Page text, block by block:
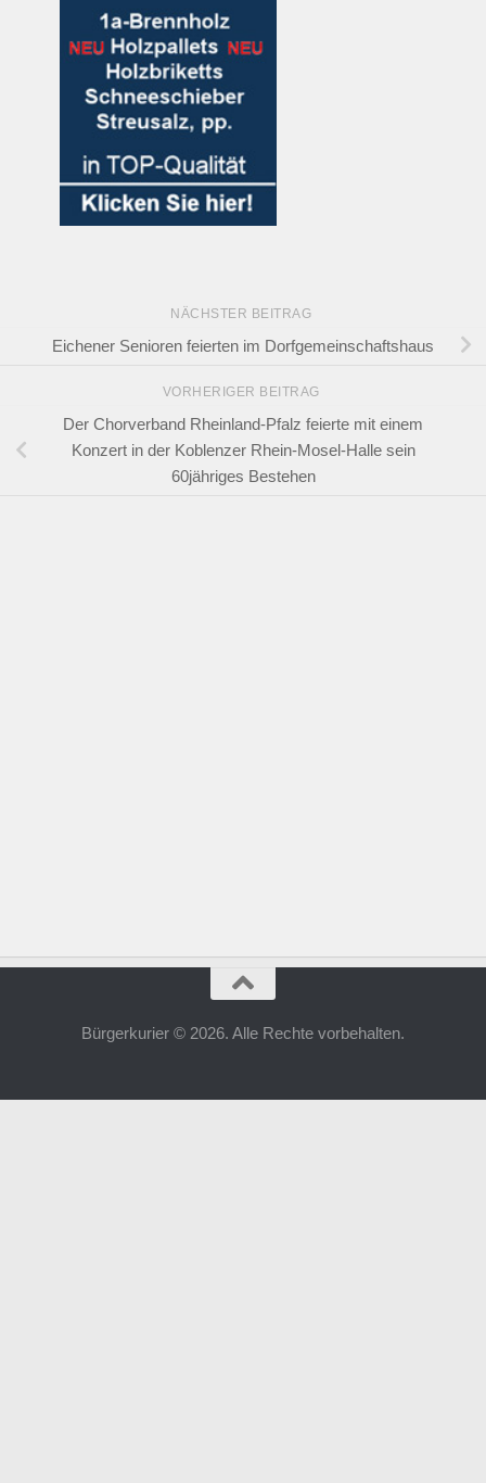
NÄCHSTER BEITRAG
Eichener Senioren feierten im Dorfgemeinschaftshaus
VORHERIGER BEITRAG
Der Chorverband Rheinland-Pfalz feierte mit einem
Konzert in der Koblenzer Rhein-Mosel-Halle sein
60jähriges Bestehen
Bürgerkurier © 2026. Alle Rechte vorbehalten.